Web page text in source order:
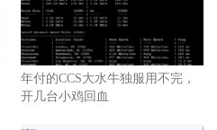
年付的CCS大水牛独服用不完，
开几台小鸡回血